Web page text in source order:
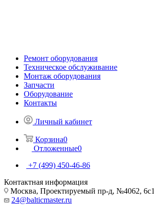
Ремонт оборудования
Техническое обслуживание
Монтаж оборудования
Запчасти
Оборудование
Контакты
Личный кабинет
Корзина0
Отложенные0
+7 (499) 450-46-86
Контактная информация
Москва, Проектируемый пр-д, №4062, 6с1
24@balticmaster.ru